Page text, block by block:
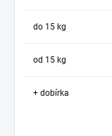
do 15 kg
od 15 kg
+ dobírka